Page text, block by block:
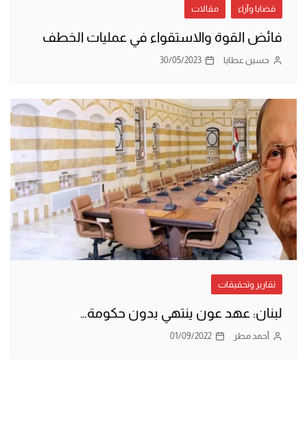
قضايا وآراء مقالات
فائض القوة والاستقواء في عمليات الخطف
حسين عطايا 30/05/2023
تقارير وتحقيقات
لبنان: عهد عون ينتهي بدون حكومة…
أحمد مطر 01/09/2022